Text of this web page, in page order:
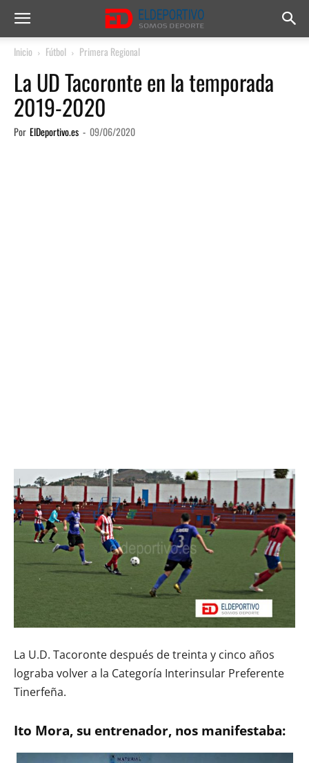
Inicio Fútbol Primera Regional
La UD Tacoronte en la temporada
2019-2020
Por ElDeportivo.es - 09/06/2020
La U.D. Tacoronte después de treinta y cinco años
lograba volver a la Categoría Interinsular Preferente
Tinerfeña.
Ito Mora, su entrenador, nos manifestaba: